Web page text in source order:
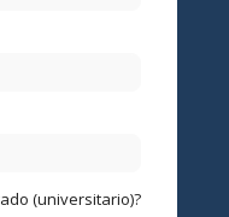
(universitario)?